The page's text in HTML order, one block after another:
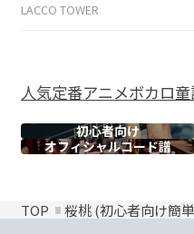
LACCO TOWER
人気定番アニメボカロ
初心者向け
オフィシャルコード譜
TOP 桜桃 (初心者向け簡